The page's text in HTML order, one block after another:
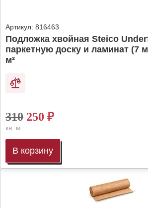
Артикул: 816463
Подложка хвойная Steico
паркетную доску и ламинат (7
м²
310 250 ₽
кв. м.
В корзину